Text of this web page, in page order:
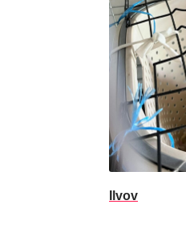
Ilvov